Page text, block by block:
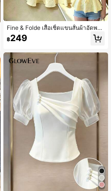
Fine & Folde เสื้อเชิ้ตแขนสั้นผ้าอัดพลี
ทมีเท็กซ์เจอร์สำหรับผู้หญิงดีไซน์ใหม่ ผู
กด้านหน้าและรัดเอวด้านหลัง ให้ลุคหรู
ดทแบบสบายๆ, ดูอ่อนเยาว์และประณีต
฿249